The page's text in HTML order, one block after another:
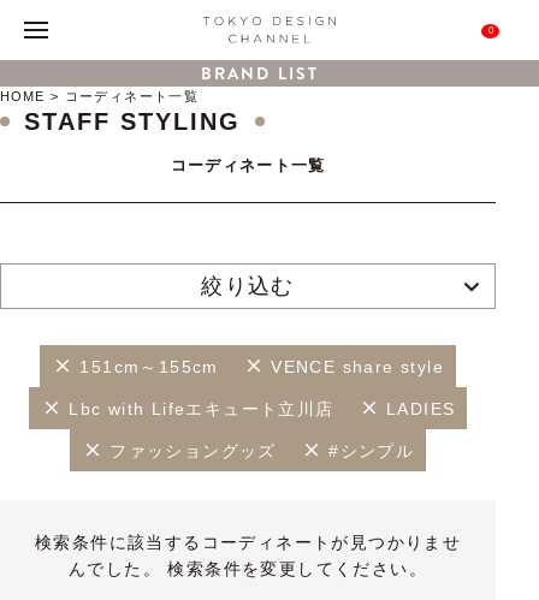
0
BRAND LIST
HOME コーディネート一覧
STAFF STYLING
コーディネート一覧
絞り込む
151cm～155cm VENCE share style
Lbc with Lifeエキュート立川店 LADIES
ファッショングッズ #シンプル
検索条件に該当するコーディネートが見つかりませ
んでした。 検索条件を変更してください。